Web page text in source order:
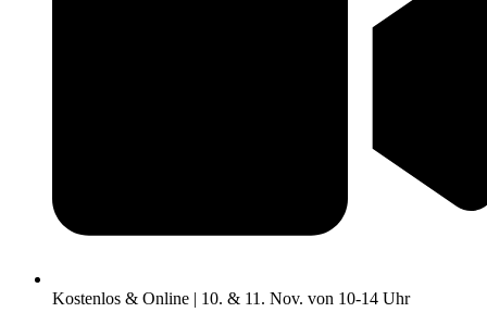
Kostenlos & Online | 10. & 11. Nov. von 10-14 Uhr